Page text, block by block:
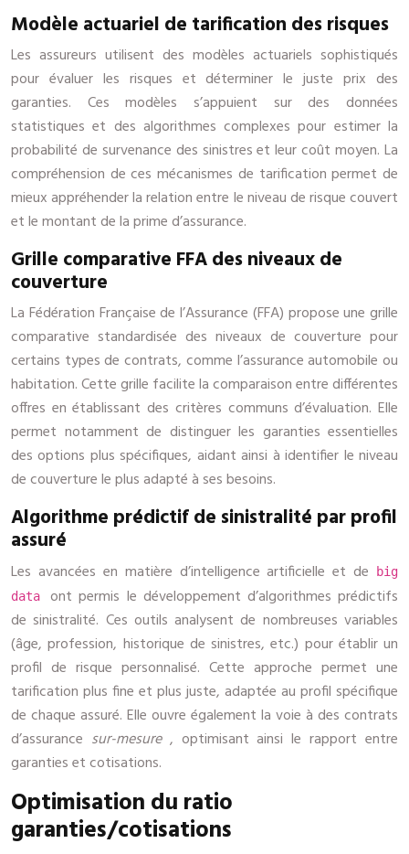
Modèle actuariel de tarification des risques
Les assureurs utilisent des modèles actuariels sophistiqués
pour évaluer les risques et déterminer le juste prix des
garanties. Ces modèles s’appuient sur des données
statistiques et des algorithmes complexes pour estimer la
probabilité de survenance des sinistres et leur coût moyen. La
compréhension de ces mécanismes de tarification permet de
mieux appréhender la relation entre le niveau de risque couvert
et le montant de la prime d’assurance.
Grille comparative FFA des niveaux de
couverture
La Fédération Française de l’Assurance (FFA) propose une grille
comparative standardisée des niveaux de couverture pour
certains types de contrats, comme l’assurance automobile ou
habitation. Cette grille facilite la comparaison entre différentes
offres en établissant des critères communs d’évaluation. Elle
permet notamment de distinguer les garanties essentielles
des options plus spécifiques, aidant ainsi à identifier le niveau
de couverture le plus adapté à ses besoins.
Algorithme prédictif de sinistralité par profil
assuré
Les avancées en matière d’intelligence artificielle et de
big
data ont permis le développement d’algorithmes prédictifs
de sinistralité. Ces outils analysent de nombreuses variables
(âge, profession, historique de sinistres, etc.) pour établir un
profil de risque personnalisé. Cette approche permet une
tarification plus fine et plus juste, adaptée au profil spécifique
de chaque assuré. Elle ouvre également la voie à des contrats
d’assurance sur-mesure , optimisant ainsi le rapport entre
garanties et cotisations.
Optimisation du ratio
garanties/cotisations